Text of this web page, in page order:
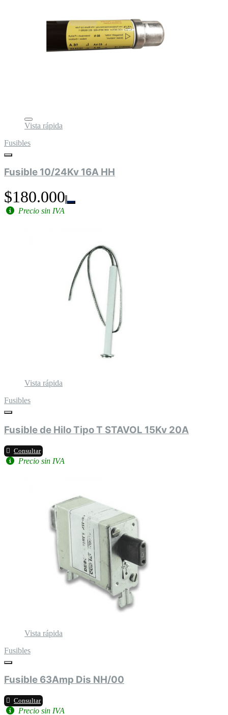
Vista rápida
Fusibles
Fusible 10/24Kv 16A HH
$180.000
Precio sin IVA
Vista rápida
Fusibles
Fusible de Hilo Tipo T STAVOL 15Kv 20A
Consultar
Precio sin IVA
Vista rápida
Fusibles
Fusible 63Amp Dis NH/00
Consultar
Precio sin IVA